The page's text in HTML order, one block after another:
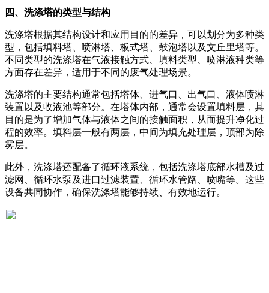
四、洗涤塔的类型与结构
洗涤塔根据其结构设计和应用目的的差异，可以划分为多种类
型，包括填料塔、喷淋塔、板式塔、鼓泡塔以及文丘里塔等。
不同类型的洗涤塔在气液接触方式、填料类型、喷淋液种类等
方面存在差异，适用于不同的废气处理场景。
洗涤塔的主要结构通常包括塔体、进气口、出气口、液体喷淋
装置以及收液池等部分。在塔体内部，通常会设置填料层，其
目的是为了增加气体与液体之间的接触面积，从而提升净化过
程的效率。填料层一般有两层，中间为填充处理层，顶部为除
雾层。
此外，洗涤塔还配备了循环液系统，包括洗涤塔底部水槽及过
滤网、循环水泵及进口过滤装置、循环水管路、喷嘴等。这些
设备共同协作，确保洗涤塔能够持续、有效地运行。